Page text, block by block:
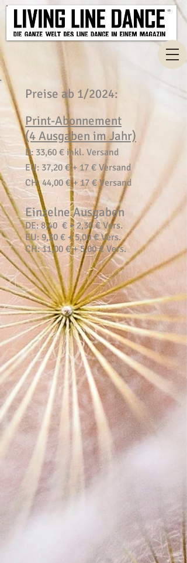
Preise ab 1/2024:
Print-Abonnement
(4 Ausgaben im Jahr)
D: 33,60 € inkl. Versand
EU: 37,20 € + 17 € Versand
CH: 44,00 € + 17 € Versand
Einzelne Ausgaben
DE: 8,40 € + 2,30 € Vers.
EU: 9,30 € + 5,00 € Vers.
CH: 11,00 € + 5,00 € Vers.